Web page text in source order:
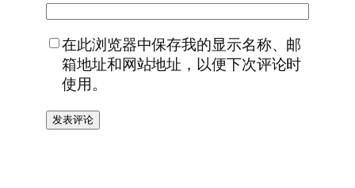
在此浏览器中保存我的显示名称、邮
箱地址和网站地址，以便下次评论时
使用。